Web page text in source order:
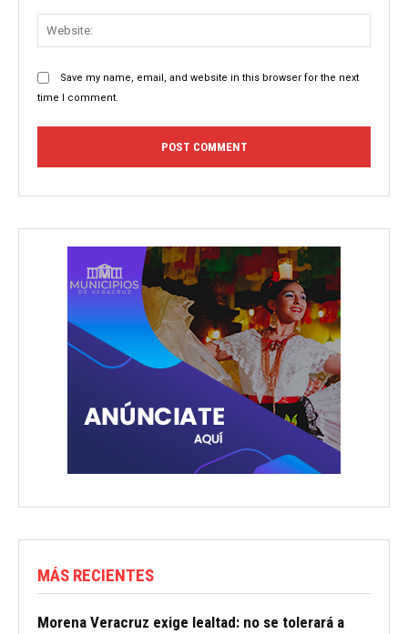
Save my name, email, and website in this browser for the next
time I comment.
MÁS RECIENTES
Morena Veracruz exige lealtad: no se tolerará a